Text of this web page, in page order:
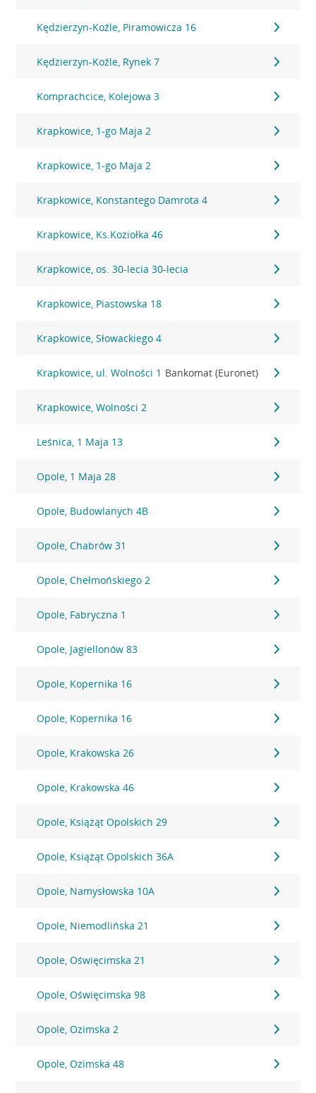
Kędzierzyn-Koźle, Piramowicza 16
Kędzierzyn-Koźle, Rynek 7
Komprachcice, Kolejowa 3
Krapkowice, 1-go Maja 2
Krapkowice, 1-go Maja 2
Krapkowice, Konstantego Damrota 4
Krapkowice, Ks.Koziołka 46
Krapkowice, os. 30-lecia 30-lecia
Krapkowice, Piastowska 18
Krapkowice, Słowackiego 4
Krapkowice, ul. Wolności 1 Bankomat (Euronet)
Krapkowice, Wolności 2
Leśnica, 1 Maja 13
Opole, 1 Maja 28
Opole, Budowlanych 4B
Opole, Chabrów 31
Opole, Chełmońskiego 2
Opole, Fabryczna 1
Opole, Jagiellonów 83
Opole, Kopernika 16
Opole, Kopernika 16
Opole, Krakowska 26
Opole, Krakowska 46
Opole, Książąt Opolskich 29
Opole, Książąt Opolskich 36A
Opole, Namysłowska 10A
Opole, Niemodlińska 21
Opole, Oświęcimska 21
Opole, Oświęcimska 98
Opole, Ozimska 2
Opole, Ozimska 48